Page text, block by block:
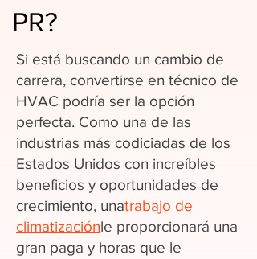
PR?
Si está buscando un cambio de
carrera, convertirse en técnico de
HVAC podría ser la opción
perfecta. Como una de las
industrias más codiciadas de los
Estados Unidos con increíbles
beneficios y oportunidades de
crecimiento, unatrabajo de
climatizaciónle proporcionará una
gran paga y horas que le